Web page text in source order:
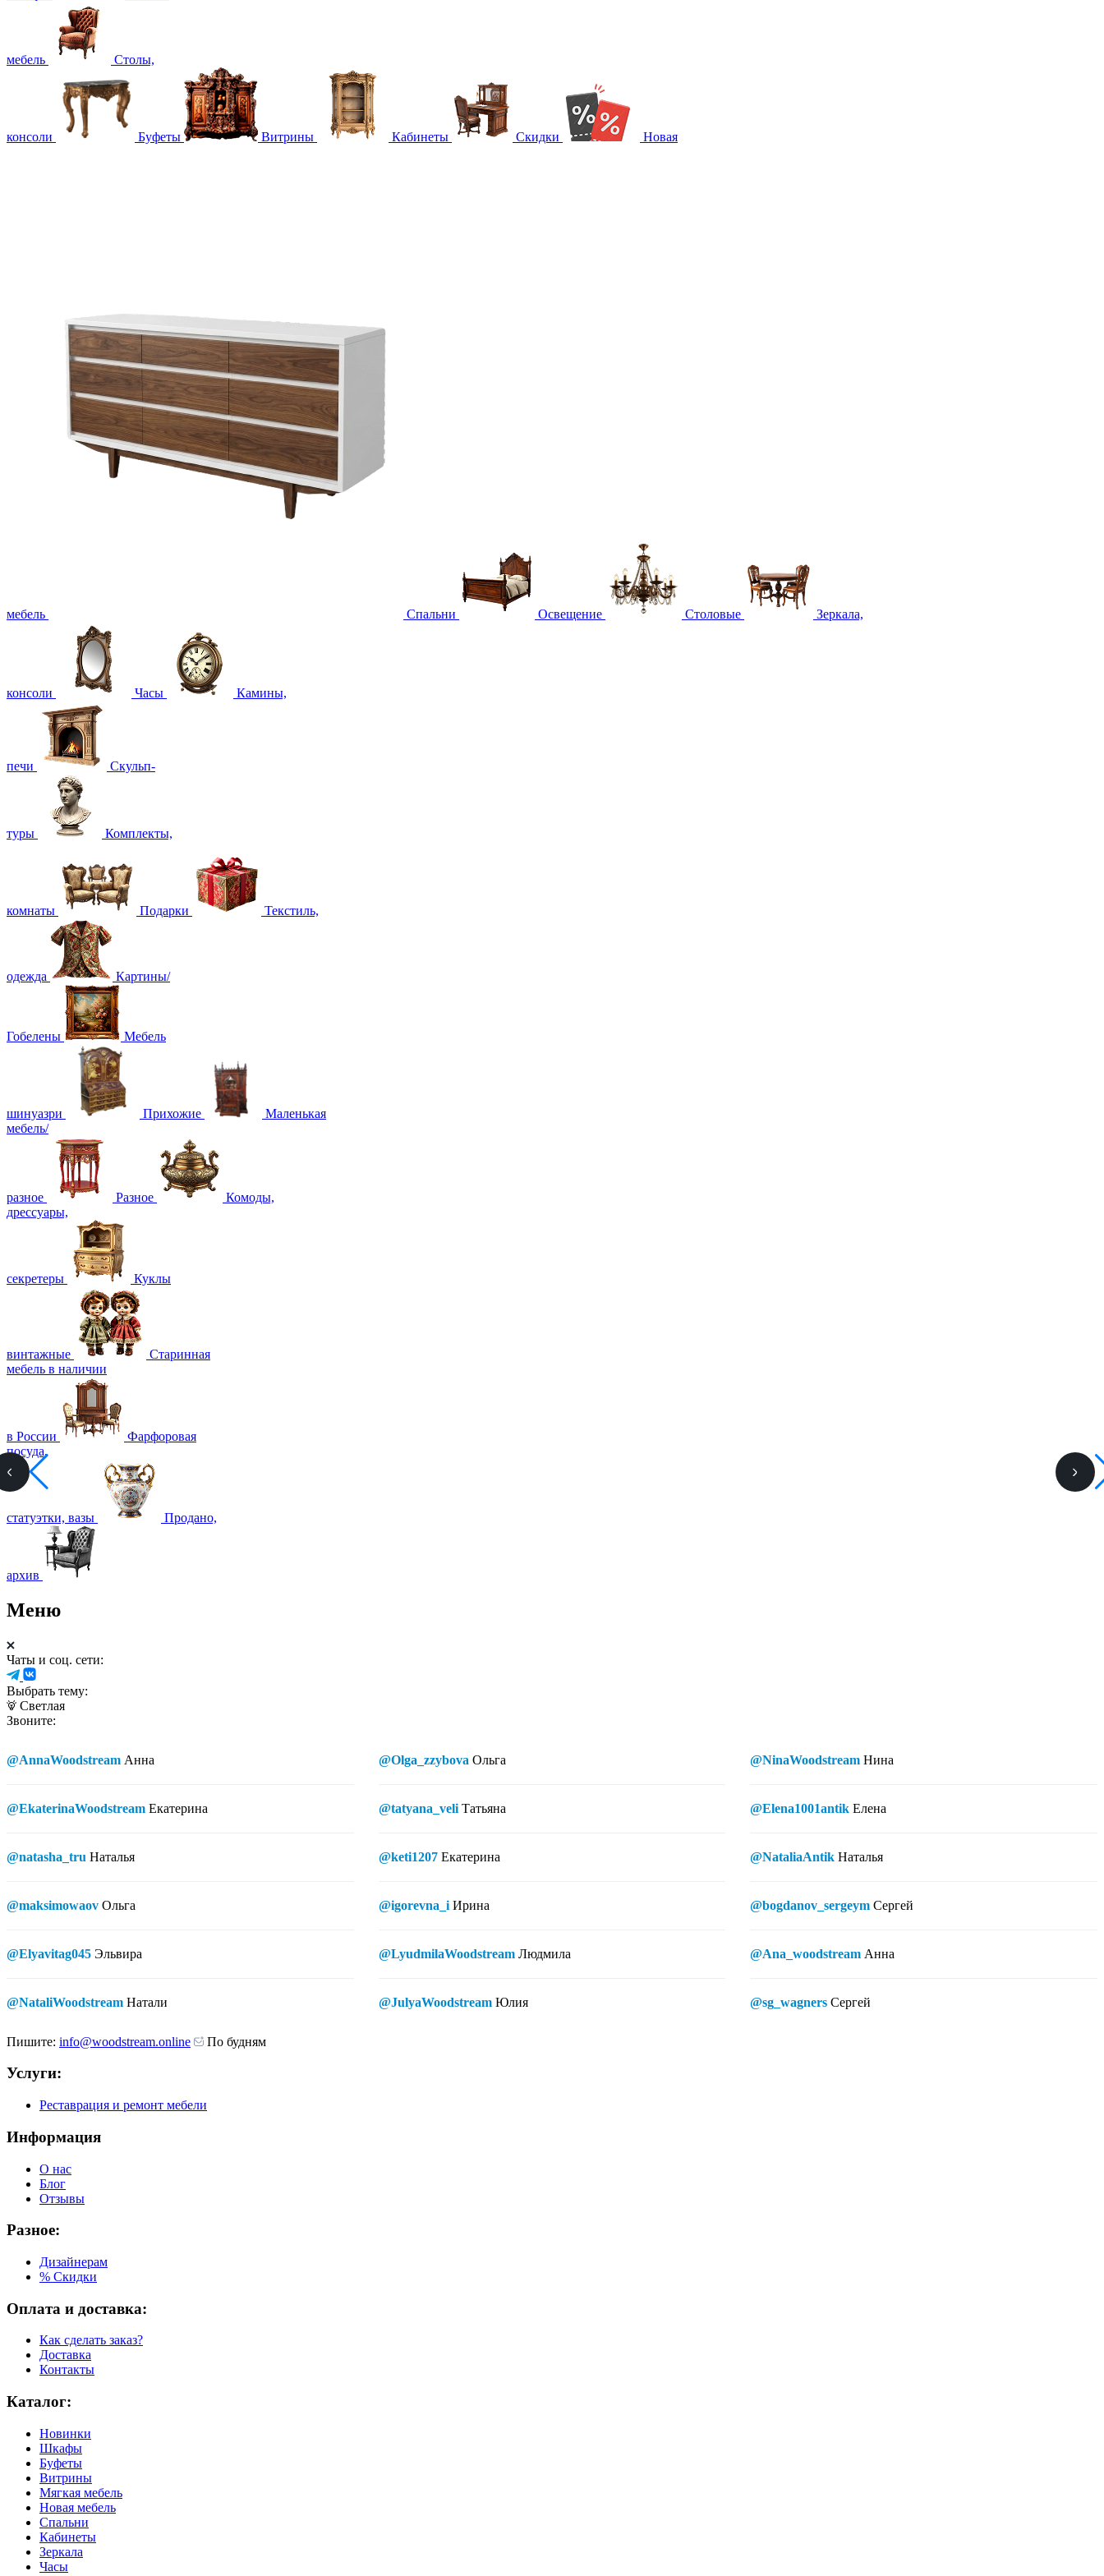
мебель Столы,
консоли Буфеты Витрины Кабинеты Скидки Новая
мебель Спальни Освещение Столовые Зеркала,
консоли Часы Камины,
печи Скульп-
туры Комплекты,
комнаты Подарки Текстиль,
одежда Картины/
Гобелены Мебель
шинуазри Прихожие
Маленькая
мебель/
разное Разное
Комоды,
дрессуары,
секретеры Куклы
винтажные
Старинная
мебель в наличии
в России
Фарфоровая
посуда,
статуэтки, вазы Продано,
архив
Меню
Чаты и соц. сети:
Выбрать тему:
Светлая
Звоните:
@AnnaWoodstream Анна
@EkaterinaWoodstream Екатерина
@natasha_tru Наталья
@maksimowaov Ольга
@Elyavitag045 Эльвира
@NataliWoodstream Натали
@Olga_zzybova Ольга
@tatyana_veli Татьяна
@keti1207 Екатерина
@igorevna_i Ирина
@LyudmilaWoodstream Людмила
@JulyaWoodstream Юлия
@NinaWoodstream Нина
@Elena1001antik Елена
@NataliaAntik Наталья
@bogdanov_sergeym Сергей
@Ana_woodstream Анна
@sg_wagners Сергей
Пишите: info@woodstream.online По будням
Услуги:
Реставрация и ремонт мебели
Информация
О нас
Блог
Отзывы
Разное:
Дизайнерам
% Скидки
Оплата и доставка:
Как сделать заказ?
Доставка
Контакты
Каталог:
Новинки
Шкафы
Буфеты
Витрины
Мягкая мебель
Новая мебель
Спальни
Кабинеты
Зеркала
Часы